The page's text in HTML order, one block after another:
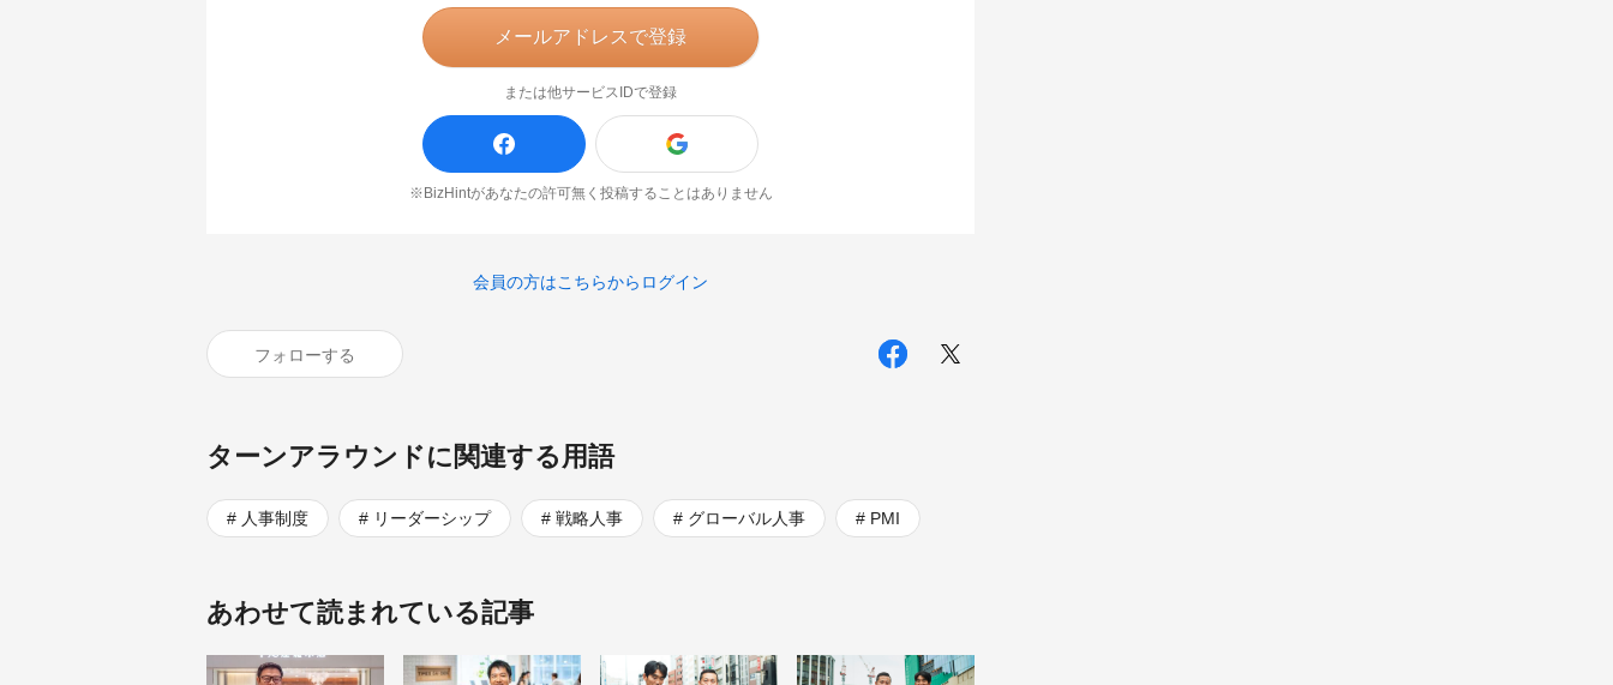
メールアドレスで登録
または他サービスIDで登録
※BizHintがあなたの許可無く投稿することはありません
会員の方はこちらからログイン
フォローする
ターンアラウンドに関連する用語
人事制度 リーダーシップ 戦略人事 グローバル人事 PMI
あわせて読まれている記事